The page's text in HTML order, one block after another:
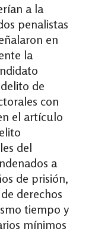
a la
penalistas
en
la
de
con
el artículo
del
a
de prisión,
derechos
tiempo y
mínimos